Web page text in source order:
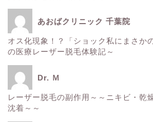
あおばクリニック 千葉院
オス化現象！？「ショック私にまさか
の医療レーザー脱毛体験記～
Dr. Ｍ
レーザー脱毛の副作用～～ニキビ・乾
沈着～～
■美